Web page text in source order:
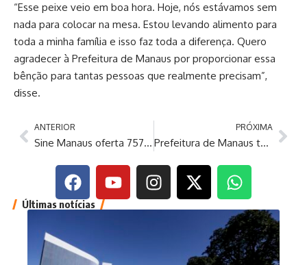
“Esse peixe veio em boa hora. Hoje, nós estávamos sem
nada para colocar na mesa. Estou levando alimento para
toda a minha família e isso faz toda a diferença. Quero
agradecer à Prefeitura de Manaus por proporcionar essa
bênção para tantas pessoas que realmente precisam”,
disse.
ANTERIOR
Sine Manaus oferta 757 vagas de emprego nesta segunda-feira, 6/7
PRÓXIMA
Prefeitura de Manaus tem alta de mais de 24% em emissão de Certidões de Endereço no Implurb
Últimas notícias